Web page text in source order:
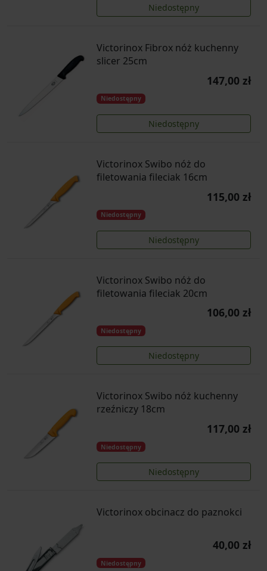
Niedostępny
Victorinox Fibrox nóż kuchenny
slicer 25cm
147,00 zł
Niedostępny
Niedostępny
Victorinox Swibo nóż do
filetowania fileciak 16cm
115,00 zł
Niedostępny
Niedostępny
Victorinox Swibo nóż do
filetowania fileciak 20cm
106,00 zł
Niedostępny
Niedostępny
Victorinox Swibo nóż kuchenny
rzeźniczy 18cm
117,00 zł
Niedostępny
Niedostępny
Victorinox obcinacz do paznokci
40,00 zł
Niedostępny